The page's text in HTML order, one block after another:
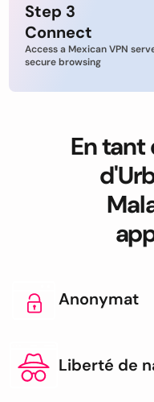
Step 3
Connect
Access a Mexican VPN
secure browsing
En
Anonymat
Liberté de